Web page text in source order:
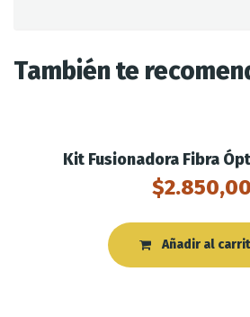
También te
Kit Fusionadora Fibra
$2.850,00
Añadir al